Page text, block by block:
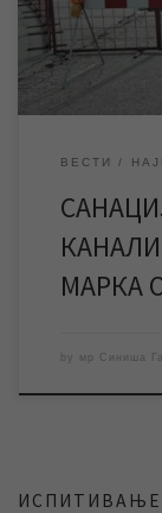
ВЕСТИ
МАРКА
by мр Синиша